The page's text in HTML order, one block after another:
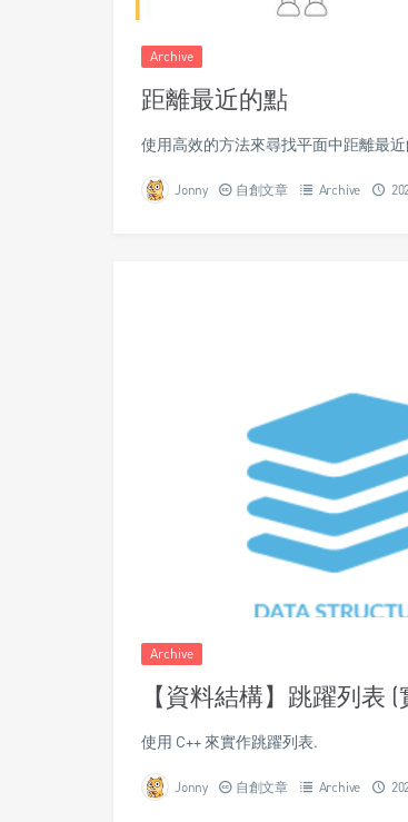
Archive
距離最近的點
使用高效的方法來尋找平面中距離最
Jonny 自創文章 Archive
Archive
【資料結構】跳躍列表 (
使用 C++ 來實作跳躍列表.
Jonny 自創文章 Archive